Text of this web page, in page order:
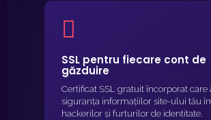
SSL pentru fiecare cont de
găzduire
Certificat SSL gratuit încorporat care
siguranța informațiilor site-ului tău
hackerilor și furturilor de identitate.